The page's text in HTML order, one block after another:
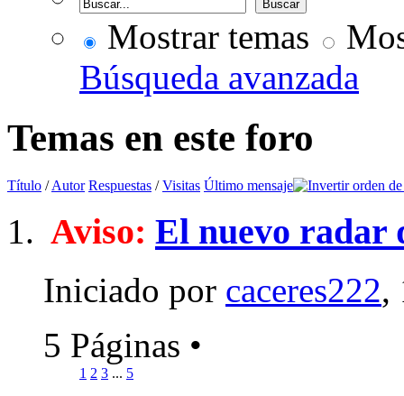
Mostrar temas
Búsqueda avanzada
Temas en este foro
Título /Autor Respuestas /Visitas Último mensaje
Aviso: El nuevo radar
Iniciado por caceres222,
5 Páginas •
1 2 3 ... 5